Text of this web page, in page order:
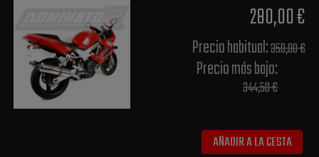
280,00 €
Precio habitual​:350,00 €
Precio más bajo​:
344,50 €
AÑADIR A LA CESTA